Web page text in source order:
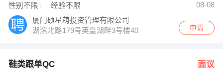
性别不限 经验不限
08-08
厦门硕星萌投资管理有限公司
湖滨北路179号英皇湖畔3号楼401（长升大酒店对面）
申请
鞋类跟单QC 面议